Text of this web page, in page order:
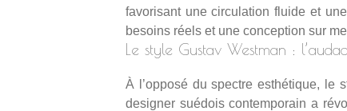
favorisant une circulation fluide et
besoins réels et une conception sur
Le style Gustav Westman :
À l’opposé du spectre esthétique, le
designer suédois contemporain a